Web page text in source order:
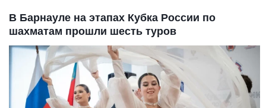
В Барнауле на этапах Кубка России по
шахматам прошли шесть туров